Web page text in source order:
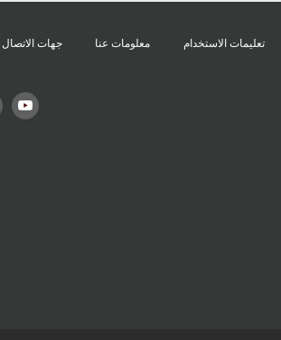
تعليمات الاستخدام معلومات عنا جهات الاتصال